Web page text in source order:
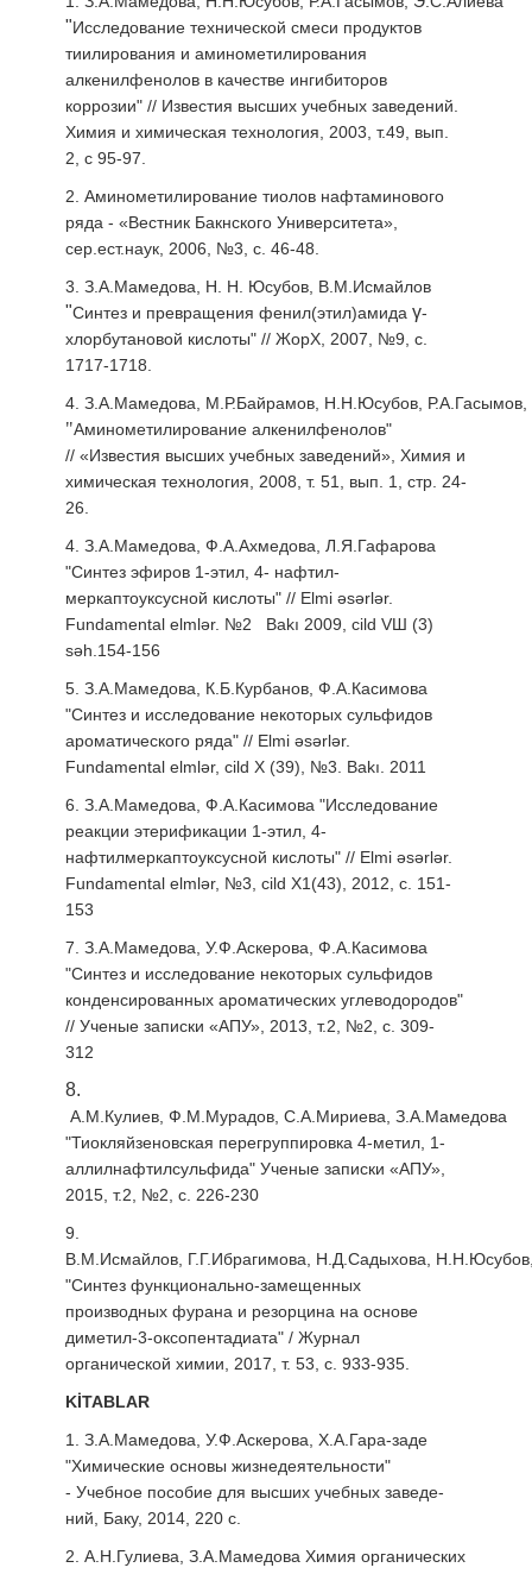
"Исследование технической смеси продуктов
тиилирования и аминометилирования
алкенилфенолов в качестве ингибиторов
коррозии" // Известия высших учебных заведений.
Химия и химическая технология, 2003, т.49, вып.
2, с 95-97.
2. Аминометилирование тиолов нафтаминового
ряда - «Вестник Бакнского Университета»,
сер.ест.наук, 2006, №3, с. 46-48.
3. З.А.Мамедова, Н. Н. Юсубов, В.М.Исмайлов
"Синтез и превращения фенил(этил)амида γ-
хлорбутановой кислоты" // ЖорХ, 2007, №9, с.
1717-1718.
4. З.А.Мамедова, М.Р.Байрамов, Н.Н.Юсубов,
"Аминометилирование алкенилфенолов"
// «Известия высших учебных заведений», Химия и
химическая технология, 2008, т. 51, вып. 1, стр. 24-
26.
4. З.А.Мамедова, Ф.А.Ахмедова, Л.Я.Гафарова
"Синтез эфиров 1-этил, 4- нафтил-
меркаптоуксусной кислоты" // Elmi əsərlər.
Fundamental elmlər. №2 Bakı 2009, cild VШ (3)
səh.154-156
5. З.А.Мамедова, К.Б.Курбанов, Ф.А.Касимова
"Синтез и исследование некоторых сульфидов
ароматического ряда" // Elmi əsərlər.
Fundamental elmlər, сild X (39), №3. Bakı. 2011
6. З.А.Мамедова, Ф.А.Касимова "Исследование
реакции этерификации 1-этил, 4-
нафтилмеркаптоуксусной кислоты" // Elmi əsərlər.
Fundamental elmlər, №3, сild X1(43), 2012, с. 151-
153
7. З.А.Мамедова, У.Ф.Аскерова, Ф.А.Касимова
"Синтез и исследование некоторых сульфидов
конденсированных аро­мати­ческих углеводородов"
// Ученые записки «АПУ», 2013, т.2, №2, с. 309-
312
8.
А.М.Кулиев, Ф.М.Мурадов, С.А.Мириева, З.А.Мамедова
"Тиокляйзеновская перегруппировка 4-метил, 1-
аллилнафтилсульфида" Ученые записки «АПУ»,
2015, т.2, №2, с. 226-230
9.
В.М.Исмайлов, Г.Г.Ибрагимова, Н.Д.Садыхова,
"Синтез функционально-замещенных
производных фурана и резорцина на основе
диметил-3-оксопентадиата" / Журнал
органической хи­мии, 2017, т. 53, с. 933-935.
KİTABLAR
1. З.А.Мамедова, У.Ф.Аскерова, Х.А.Гара-заде
"Химические основы жизнедеятельности"
- Учебное пособие для выс­ших учебных заведе­
ний, Баку, 2014, 220 с.
2. А.Н.Гулиева, З.А.Мамедова Химия органических